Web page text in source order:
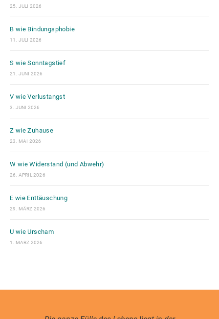
25. JULI 2026
B wie Bindungsphobie
11. JULI 2026
S wie Sonntagstief
21. JUNI 2026
V wie Verlustangst
3. JUNI 2026
Z wie Zuhause
23. MAI 2026
W wie Widerstand (und Abwehr)
26. APRIL 2026
E wie Enttäuschung
29. MÄRZ 2026
U wie Urscham
1. MÄRZ 2026